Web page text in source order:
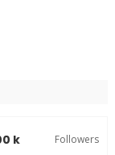
k Followers